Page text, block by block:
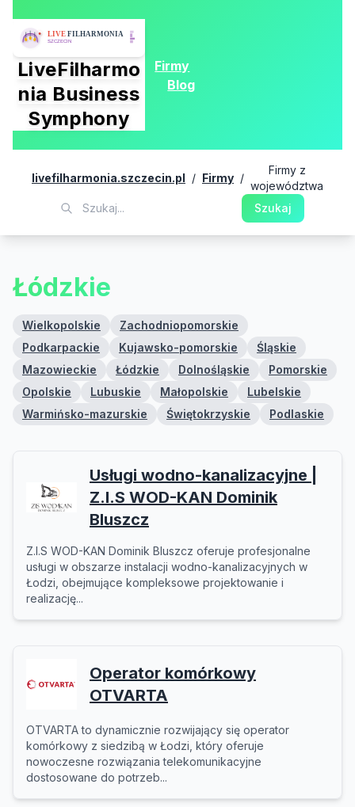
LiveFilharmo
nia Business
Symphony
Firmy
Blog
livefilharmonia.szczecin.pl / Firmy /
Firmy z
województwa
Szukaj
Łódzkie
Wielkopolskie
Zachodniopomorskie
Podkarpackie
Kujawsko-pomorskie
Śląskie
Mazowieckie
Łódzkie Dolnośląskie
Pomorskie
Opolskie
Lubuskie Małopolskie
Lubelskie
Warmińsko-mazurskie
Świętokrzyskie Podlaskie
Usługi wodno-kanalizacyjne |
Z.I.S WOD-KAN Dominik
Bluszcz
Z.I.S WOD-KAN Dominik Bluszcz oferuje profesjonalne
usługi w obszarze instalacji wodno-kanalizacyjnych w
Łodzi, obejmujące kompleksowe projektowanie i
realizację...
Operator komórkowy
OTVARTA
OTVARTA to dynamicznie rozwijający się operator
komórkowy z siedzibą w Łodzi, który oferuje
nowoczesne rozwiązania telekomunikacyjne
dostosowane do potrzeb...